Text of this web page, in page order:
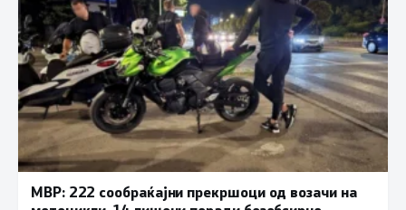
МВР: 222 сообраќајни прекршоци од возачи на